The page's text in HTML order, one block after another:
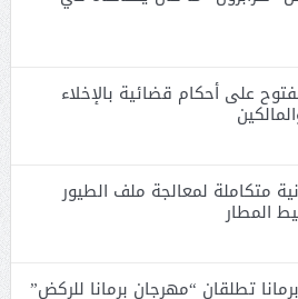
على أحكام قضائية بالإخلاء
متكاملة لمعالجة ملف الطيور
المطار
تطلقان “مهرجان برمانا للركض”